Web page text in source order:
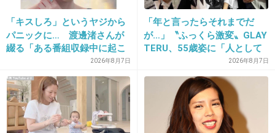
2013/09/03(火) 16:05:23
15は何が不自然なの？
+35 -6
25. 匿名2013/09/03(火) 16:08:25
髪だけですんでよかった。こないだ中学生殺さ
「キスしろ」というヤジから
パニックに… 渡邊渚さんが
綴る「ある番組収録中に起こ
ったフラッシュバック」2026年8月7日
「年と言ったらそれまでだ
が…」〝ふっくら激変〟GLAY
TERU、55歳姿に「人として
好きすぎる」「TERUさんに
は見えない」「分からなかっ
2026年8月7日